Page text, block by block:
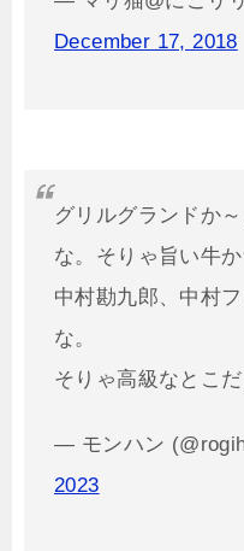
December 17, 2018
グリルグランドか
な。そりゃ旨い牛
中村勘九郎、中村
な。
そりゃ高級なとこだ
— モンハン
2023